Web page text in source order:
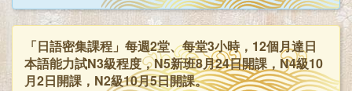
「日語密集課程」每週2堂、每堂3小時，12個月達日
本語能力試N3級程度，N5新班8月24日開課，N4級10
月2日開課，N2級10月5日開課。